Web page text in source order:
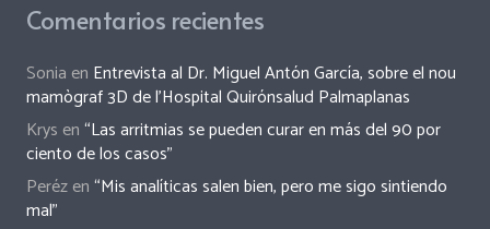
Comentarios recientes
Sonia en Entrevista al Dr. Miguel Antón García, sobre el nou
mamògraf 3D de l’Hospital Quirónsalud Palmaplanas
Krys en“Las arritmias se pueden curar en más del 90 por
ciento de los casos”
Perézen“Mis analíticas salen bien, pero me sigo sintiendo
mal”